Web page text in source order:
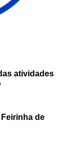
atividades
de